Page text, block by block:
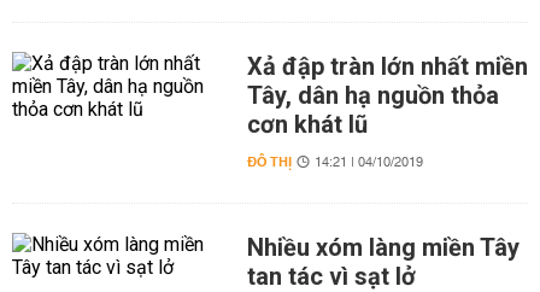
Xả đập tràn lớn nhất miền
Tây, dân hạ nguồn thỏa
cơn khát lũ
ĐÔ THỊ 14:21 | 04/10/2019
Nhiều xóm làng miền Tây
tan tác vì sạt lở